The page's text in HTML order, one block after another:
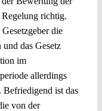
richtig.
die
und das Gesetz
im
allerdings
ist das
von der